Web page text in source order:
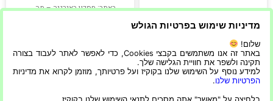
קרא עוד »
26/04/2026
באתר: חסכון באנרגיה – מה
קרא עוד »
מדיניות שימוש בפרטיות הגולש
שלום!
באתר זה אנו משתמשים בקבצי Cookies, כדי לאפשר לאתר לעבוד בצורה
תקינה ולשפר את חוויית הגלישה שלך.
למידע נוסף על השימוש שלנו בקוקיז ועל פרטיותך, מוזמן לקרוא את מדיניות
הפרטיות שלנו.